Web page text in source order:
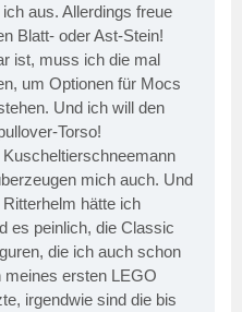
aus. Allerdings freue
Blatt- oder Ast-Stein!
ist, muss ich die mal
um Optionen für Mocs
Und ich will den
Torso!
mich auch. Und
hätte ich
es peinlich, die Classic
die ich auch schon
meines ersten LEGO
irgendwie sind die bis